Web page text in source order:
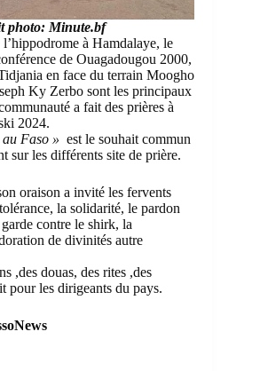
photo: Minute.bf
à Hamdalaye, le
de Ouagadougou 2000,
en face du terrain Moogho
Ky Zerbo sont les principaux
a fait des prières à
2024.
Faso » est le souhait commun
sur les différents site de prière.
oraison a invité les fervents
la solidarité, le pardon
contre le shirk, la
de divinités autre
,des douas, des rites ,des
pour les dirigeants du pays.